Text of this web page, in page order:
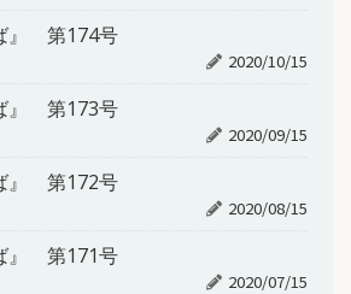
』 第174号
2020/10/15
』 第173号
2020/09/15
』 第172号
2020/08/15
』 第171号
2020/07/15